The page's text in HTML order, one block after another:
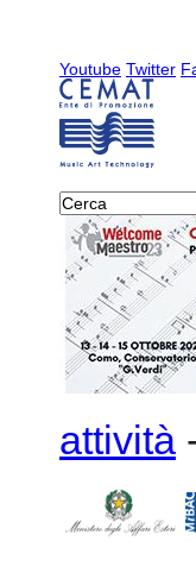
Youtube Twitter
attività